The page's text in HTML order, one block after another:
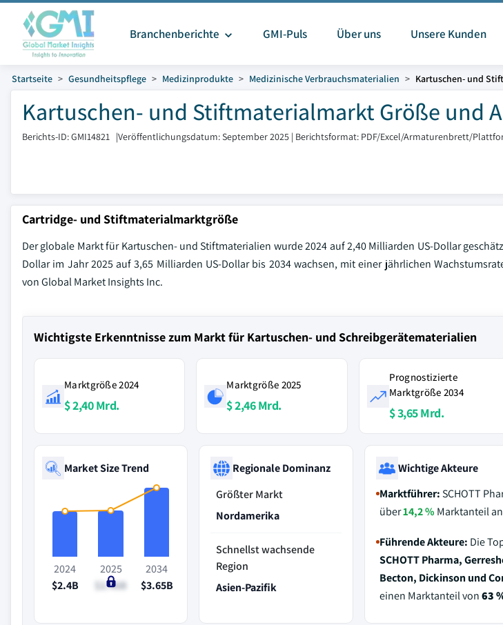
Branchenberichte GMI-Puls Über uns Unsere Kunden
Startseite Gesundheitspflege Medizinprodukte Medizinische Verbrauchsmaterialien Kartuschen- und
Kartuschen- und Stiftmaterialmarkt Größe und
Berichts-ID: GMI14821 |Veröffentlichungsdatum: September 2025 | Berichtsformat: PDF/Excel/Armaturenbrett/
Cartridge- und Stiftmaterialmarktgröße
Der globale Markt für Kartuschen- und Stiftmaterialien wurde 2024 auf 2,40 Milliarden US-Dollar
Dollar im Jahr 2025 auf 3,65 Milliarden US-Dollar bis 2034 wachsen, mit einer jährlichen
von Global Market Insights Inc.
Wichtigste Erkenntnisse zum Markt für Kartuschen- und Schreibgerätematerialien
Marktgröße 2024
$ 2,40 Mrd.
Marktgröße 2025
$ 2,46 Mrd.
Prognostizierte
Marktgröße 2034
$ 3,65 Mrd.
Market Size Trend
2024
$2.4B
2025
$2.46B
2034
$3.65B
Regionale Dominanz
Größter Markt
Nordamerika
Schnellst wachsende
Region
Asien-Pazifik
Wichtige Akteure
Marktführer:SCHOTT
über14,2 % Marktanteil
Führende Akteure: Die
SCHOTT Pharma,
Becton, Dickinson und
einen Marktanteil von63